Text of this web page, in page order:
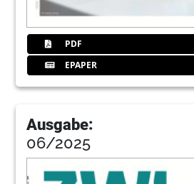
PDF
EPAPER
Ausgabe:
06/2025